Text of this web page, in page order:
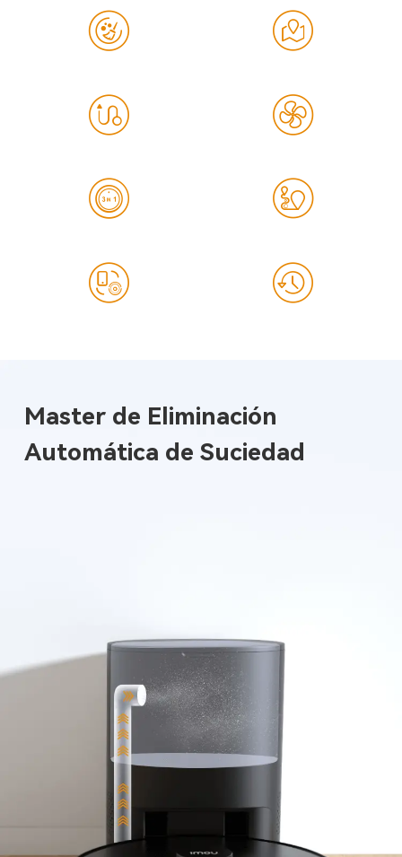
Master de Eliminación
Automática de Suciedad